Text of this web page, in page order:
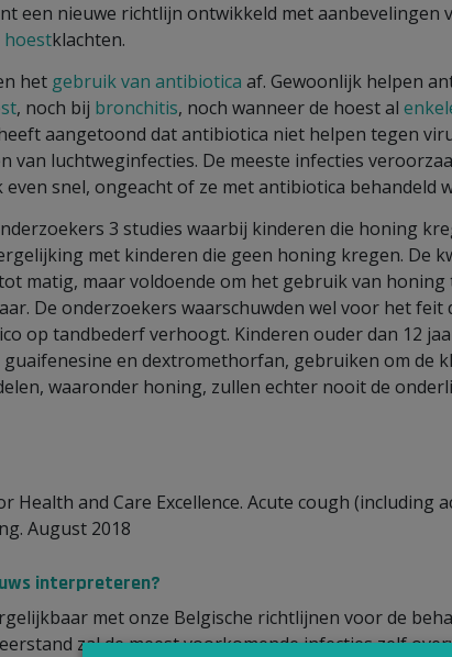
een nieuwe richtlijn ontwikkeld met aanbevelingen
hoestklachten.
het gebruik van antibiotica af. Gewoonlijk helpen
, noch bij bronchitis, noch wanneer de hoest al
aangetoond dat antibiotica niet helpen tegen
van luchtweginfecties. De meeste infecties
snel, ongeacht of ze met antibiotica behandeld
3 studies waarbij kinderen die honing
met kinderen die geen honing kregen. De
matig, maar voldoende om het gebruik van
De onderzoekers waarschuwden wel voor het feit
op tandbederf verhoogt. Kinderen ouder dan 12
guaifenesine en dextromethorfan, gebruiken om de
waaronder honing, zullen echter nooit de
Health and Care Excellence. Acute cough (including
August 2018
interpreteren?
met onze Belgische richtlijnen voor de
zal de meest voorkomende infecties zelf